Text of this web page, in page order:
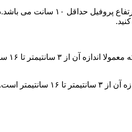
ولی مخازن دوجداره دارای پروفیل دوجداره در بدنه خود می باشند که
ارتفاع پروفیل : فاصله
است.